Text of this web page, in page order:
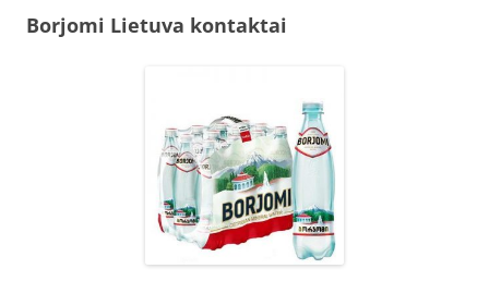
Borjomi Lietuva kontaktai